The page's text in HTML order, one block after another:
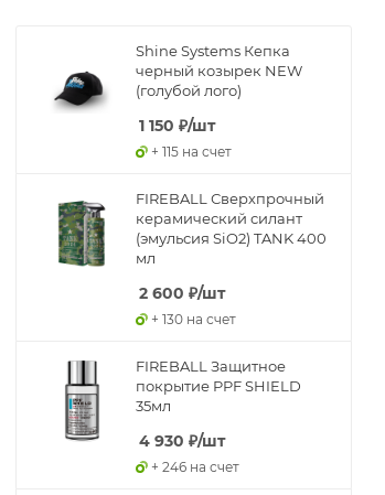
Shine Systems Кепка
черный козырек NEW
(голубой лого)
1 150 ₽/шт
+ 115 на счет
FIREBALL Сверхпрочный
керамический силант
(эмульсия SiO2) TANK 400
мл
2 600 ₽/шт
+ 130 на счет
FIREBALL Защитное
покрытие PPF SHIELD
35мл
4 930 ₽/шт
+ 246 на счет